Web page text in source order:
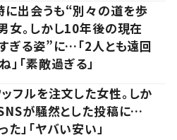
に出会うも“別々の道を歩
女。しかし10年後の現在
ぎる姿”に…「2人とも遠回
」「素敵過ぎる」
フルを注文した女性。しか
が騒然とした投稿に…
た」「ヤバい安い」